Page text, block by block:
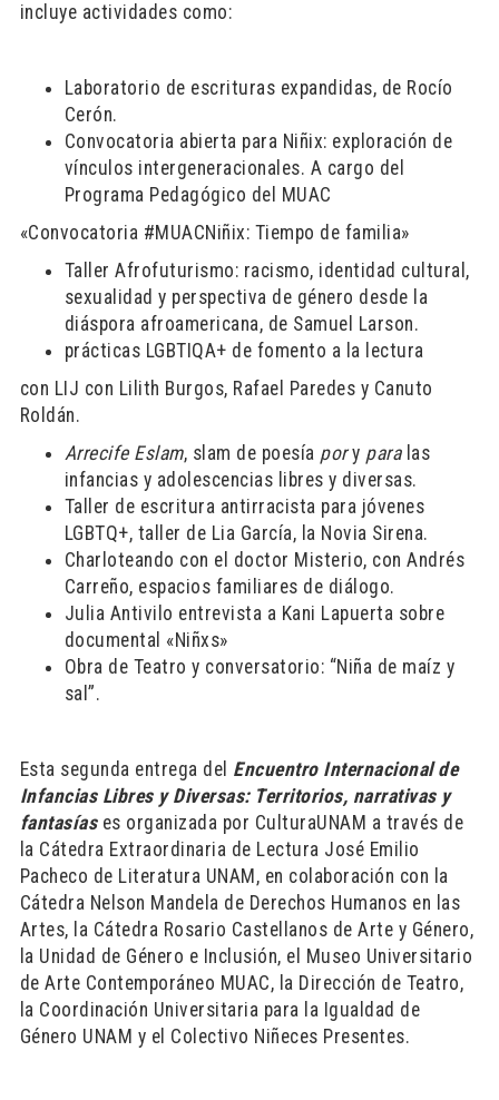
incluye actividades como:
Laboratorio de escrituras expandidas, de Rocío
Cerón.
Convocatoria abierta para Niñix: exploración de
vínculos intergeneracionales. A cargo del
Programa Pedagógico del MUAC
«Convocatoria #MUACNiñix: Tiempo de familia»
Taller Afrofuturismo: racismo, identidad cultural,
sexualidad y perspectiva de género desde la
diáspora afroamericana, de Samuel Larson.
prácticas LGBTIQA+ de fomento a la lectura
con LIJ con Lilith Burgos, Rafael Paredes y Canuto
Roldán.
Arrecife Eslam, slam de poesía pory para las
infancias y adolescencias libres y diversas.
Taller de escritura antirracista para jóvenes
LGBTQ+, taller de Lia García, la Novia Sirena.
Charloteando con el doctor Misterio, con Andrés
Carreño, espacios familiares de diálogo.
Julia Antivilo entrevista a Kani Lapuerta sobre
documental «Niñxs»
Obra de Teatro y conversatorio: “Niña de maíz y
sal”.
Esta segunda entrega del Encuentro Internacional de
Infancias Libres y Diversas: Territorios, narrativas y
fantasíases organizada por CulturaUNAM a través de
la Cátedra Extraordinaria de Lectura José Emilio
Pacheco de Literatura UNAM, en colaboración con la
Cátedra Nelson Mandela de Derechos Humanos en las
Artes, la Cátedra Rosario Castellanos de Arte y Género,
la Unidad de Género e Inclusión, el Museo Universitario
de Arte Contemporáneo MUAC, la Dirección de Teatro,
la Coordinación Universitaria para la Igualdad de
Género UNAM y el Colectivo Niñeces Presentes.